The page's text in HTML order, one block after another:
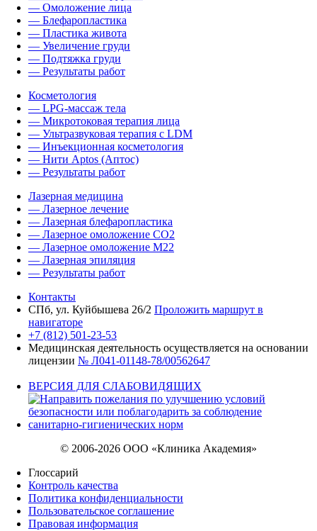
— Омоложение лица
— Блефаропластика
— Пластика живота
— Увеличение груди
— Подтяжка груди
— Результаты работ
Косметология
— LPG-массаж тела
— Микротоковая терапия лица
— Ультразвуковая терапия с LDM
— Инъекционная косметология
— Нити Aptos (Аптос)
— Результаты работ
Лазерная медицина
— Лазерное лечение
— Лазерная блефаропластика
— Лазерное омоложение CO2
— Лазерное омоложение M22
— Лазерная эпиляция
— Результаты работ
Контакты
СПб, ул. Куйбышева 26/2 Проложить маршрут в
навигаторе
+7 (812) 501-23-53
Медицинская деятельность осуществляется на основании
лицензии № Л041-01148-78/00562647
ВЕРСИЯ ДЛЯ СЛАБОВИДЯЩИХ
© 2006-2026 ООО «Клиника Академия»
Глоссарий
Контроль качества
Политика конфиденциальности
Пользовательское соглашение
Правовая информация